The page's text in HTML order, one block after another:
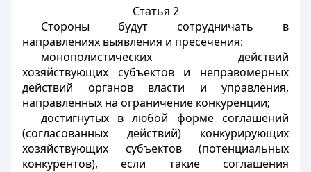
Статья 2
Стороны будут сотрудничать в
направлениях выявления и пресечения:
монополистических действий
хозяйствующих субъектов и неправомерных
действий органов власти и управления,
направленных на ограничение конкуренции;
достигнутых в любой форме соглашений
(согласованных действий) конкурирующих
хозяйствующих субъектов (потенциальных
конкурентов), если такие соглашения